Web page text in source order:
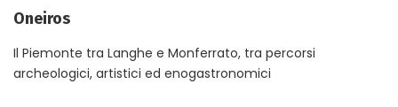
Oneiros
Il Piemonte tra Langhe e Monferrato, tra percorsi
archeologici, artistici ed enogastronomici